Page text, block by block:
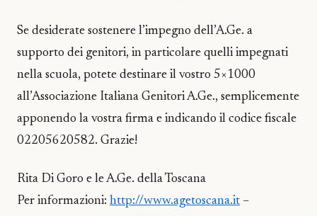
Se desiderate sostenere l’impegno dell’A.Ge. a
supporto dei genitori, in particolare quelli impegnati
nella scuola, potete destinare il vostro 5×1000
all’Associazione Italiana Genitori A.Ge., semplicemente
apponendo la vostra firma e indicando il codice fiscale
02205620582. Grazie!
Rita Di Goro e le A.Ge. della Toscana
Per informazioni: http://www.agetoscana.it –